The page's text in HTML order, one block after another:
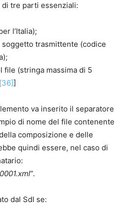
tre parti essenziali:
l’Italia);
trasmittente (codice
file (stringa massima di 5
[36]]
va inserito il separatore
di nome del file contenente
composizione e delle
quindi essere, nel caso di
”.
dal SdI se: